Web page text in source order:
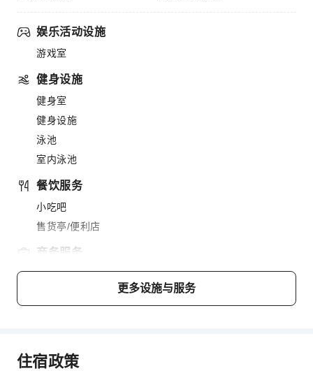
娱乐活动设施
游戏室
健身设施
健身室
健身设施
泳池
室内泳池
餐饮服务
小吃吧
售货亭/便利店
商务服务
商务服务
高尔夫球场
更多设施与服务
住宿政策